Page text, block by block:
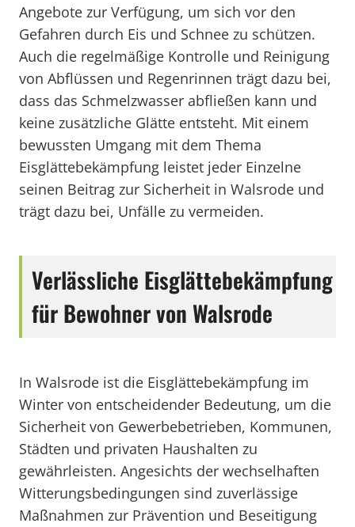
Angebote zur Verfügung, um sich vor den
Gefahren durch Eis und Schnee zu schützen.
Auch die regelmäßige Kontrolle und Reinigung
von Abflüssen und Regenrinnen trägt dazu bei,
dass das Schmelzwasser abfließen kann und
keine zusätzliche Glätte entsteht. Mit einem
bewussten Umgang mit dem Thema
Eisglättebekämpfung leistet jeder Einzelne
seinen Beitrag zur Sicherheit in Walsrode und
trägt dazu bei, Unfälle zu vermeiden.
Verlässliche Eisglättebekämpfung
für Bewohner von Walsrode
In Walsrode ist die Eisglättebekämpfung im
Winter von entscheidender Bedeutung, um die
Sicherheit von Gewerbebetrieben, Kommunen,
Städten und privaten Haushalten zu
gewährleisten. Angesichts der wechselhaften
Witterungsbedingungen sind zuverlässige
Maßnahmen zur Prävention und Beseitigung